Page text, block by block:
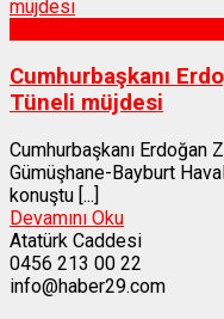
Cumhurbaşkanı
Tüneli müjdesi
Cumhurbaşkanı Erdoğan
Gümüşhane-Bayburt
konuştu [...]
Devamını Oku
Atatürk Caddesi
0456 213 00 22
info@haber29.com